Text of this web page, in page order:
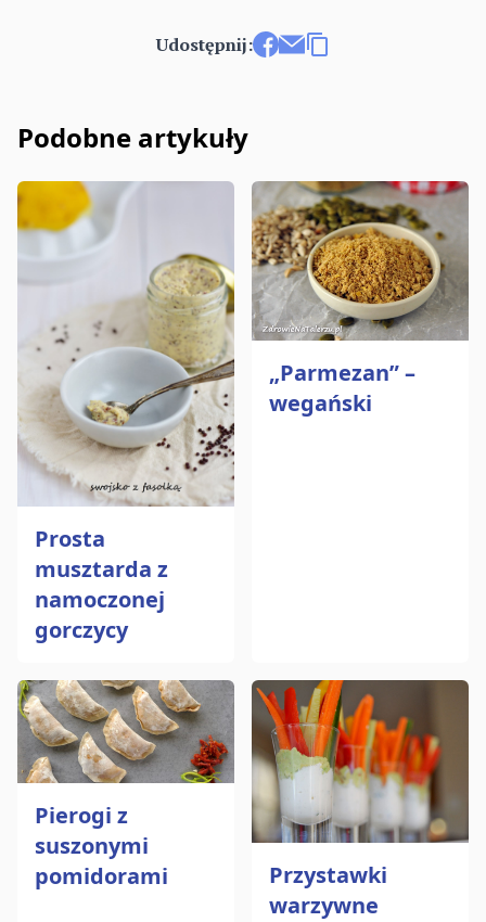
Udostępnij:
Podobne artykuły
Prosta
musztarda z
namoczonej
gorczycy
„Parmezan” –
wegański
Pierogi z
suszonymi
pomidorami
Przystawki
warzywne